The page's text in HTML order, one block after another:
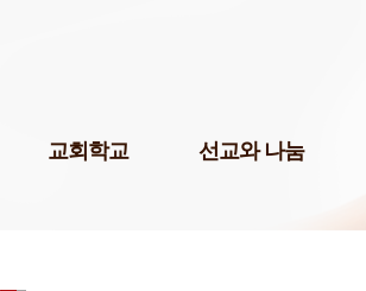
교회학교 선교와 나눔